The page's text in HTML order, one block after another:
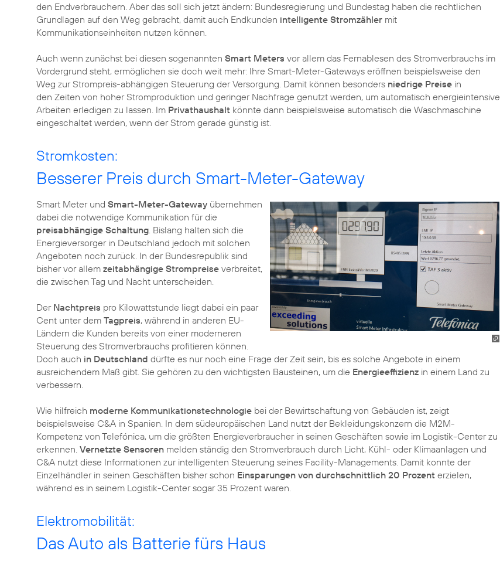
den Endverbrauchern. Aber das soll sich jetzt ändern: Bundesregierung und Bundestag haben die rechtlichen
Grundlagen auf den Weg gebracht, damit auch Endkunden intelligente Stromzähler mit
Kommunikationseinheiten nutzen können.
Auch wenn zunächst bei diesen sogenannten Smart Meters vor allem das Fernablesen des Stromverbrauchs im
Vordergrund steht, ermöglichen sie doch weit mehr: Ihre Smart-Meter-Gateways eröffnen beispielsweise den
Weg zur Strompreis-abhängigen Steuerung der Versorgung. Damit können besonders niedrige Preise in
den Zeiten von hoher Stromproduktion und geringer Nachfrage genutzt werden, um automatisch energieintensive
Arbeiten erledigen zu lassen. Im Privathaushalt könnte dann beispielsweise automatisch die Waschmaschine
eingeschaltet werden, wenn der Strom gerade günstig ist.
Stromkosten:
Besserer Preis durch Smart-Meter-Gateway
Smart Meter und Smart-Meter-Gateway übernehmen
dabei die notwendige Kommunikation für die
preisabhängige Schaltung. Bislang halten sich die
Energieversorger in Deutschland jedoch mit solchen
Angeboten noch zurück. In der Bundesrepublik sind
bisher vor allem zeitabhängige Strompreise verbreitet,
die zwischen Tag und Nacht unterscheiden.
Der Nachtpreis pro Kilowattstunde liegt dabei ein paar
Cent unter dem Tagpreis, während in anderen EU-
Ländern die Kunden bereits von einer moderneren
Steuerung des Stromverbrauchs profitieren können.
Doch auch in Deutschland dürfte es nur noch eine Frage der Zeit sein, bis es solche Angebote in einem
ausreichendem Maß gibt. Sie gehören zu den wichtigsten Bausteinen, um die Energieeffizienz in einem Land zu
verbessern.
Wie hilfreich moderne Kommunikationstechnologie bei der Bewirtschaftung von Gebäuden ist, zeigt
beispielsweise C&A in Spanien. In dem südeuropäischen Land nutzt der Bekleidungskonzern die M2M-
Kompetenz von Telefónica, um die größten Energieverbraucher in seinen Geschäften sowie im Logistik-Center zu
erkennen. Vernetzte Sensoren melden ständig den Stromverbrauch durch Licht, Kühl- oder Klimaanlagen und
C&A nutzt diese Informationen zur intelligenten Steuerung seines Facility-Managements. Damit konnte der
Einzelhändler in seinen Geschäften bisher schon Einsparungen von durchschnittlich 20 Prozent erzielen,
während es in seinem Logistik-Center sogar 35 Prozent waren.
Elektromobilität:
Das Auto als Batterie fürs Haus